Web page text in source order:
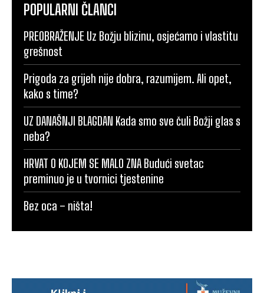
POPULARNI ČLANCI
PREOBRAŽENJE Uz Božju blizinu, osjećamo i vlastitu
grešnost
Prigoda za grijeh nije dobra, razumijem. Ali opet,
kako s time?
UZ DANAŠNJI BLAGDAN Kada smo sve čuli Božji glas s
neba?
HRVAT O KOJEM SE MALO ZNA Budući svetac
preminuo je u tvornici tjestenine
Bez oca – ništa!